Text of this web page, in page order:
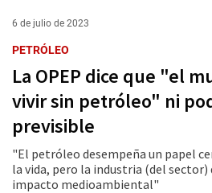
6 de julio de 2023
PETRÓLEO
La OPEP dice que "el
vivir sin petróleo" ni
previsible
"El petróleo desempeña un papel
la vida, pero la industria (del
impacto medioambiental"